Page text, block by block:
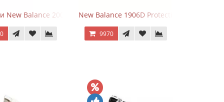
New Balance 2002R Protection Pack GreyNew Balance 1906D Protection Pack Black
9970